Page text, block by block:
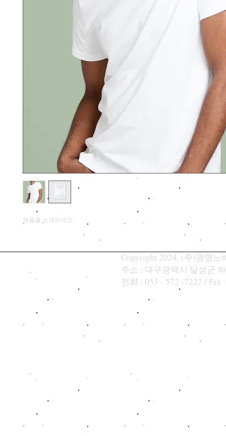
제품을 소개하세요.
Copyright 2024. (주)광명
주소 : 대구광역시 달성군
전화 : 053 - 572 -7227 / Fax